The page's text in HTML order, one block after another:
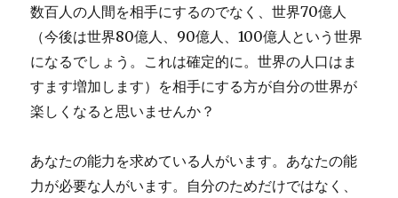
数百人の人間を相手にするのでなく、世界70億人
（今後は世界80億人、90億人、100億人という世界
になるでしょう。これは確定的に。世界の人口はま
すます増加します）を相手にする方が自分の世界が
楽しくなると思いませんか？
あなたの能力を求めている人がいます。あなたの能
力が必要な人がいます。自分のためだけではなく、